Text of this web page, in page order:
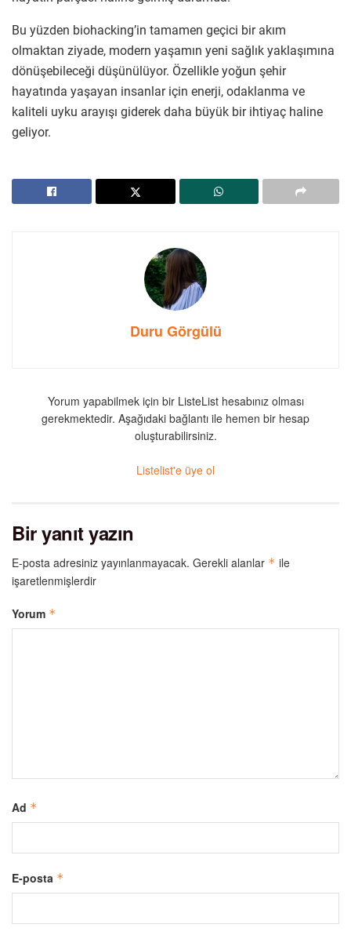
Bu yüzden biohacking’in tamamen geçici bir akım
olmaktan ziyade, modern yaşamın yeni sağlık yaklaşımına
dönüşebileceği düşünülüyor. Özellikle yoğun şehir
hayatında yaşayan insanlar için enerji, odaklanma ve
kaliteli uyku arayışı giderek daha büyük bir ihtiyaç haline
geliyor.
Duru Görgülü
Yorum yapabilmek için bir ListeList hesabınız olması
gerekmektedir. Aşağıdaki bağlantı ile hemen bir hesap
oluşturabilirsiniz.
Listelist'e üye ol
Bir yanıt yazın
E-posta adresiniz yayınlanmayacak. Gerekli alanlar * ile
işaretlenmişlerdir
Yorum *
Ad *
E-posta *